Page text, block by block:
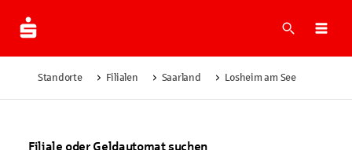
Suche
Standorte Filialen Saarland Losheim am See
Filiale oder Geldautomat suchen